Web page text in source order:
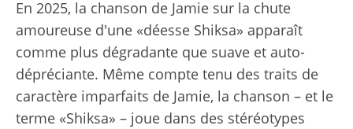
En 2025, la chanson de Jamie sur la chute
amoureuse d'une «déesse Shiksa» apparaît
comme plus dégradante que suave et auto-
dépréciante. Même compte tenu des traits de
caractère imparfaits de Jamie, la chanson – et le
terme «Shiksa» – joue dans des stéréotypes